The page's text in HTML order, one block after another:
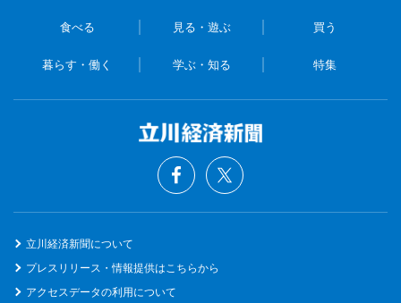
食べる 見る・遊ぶ 買う
暮らす・働く 学ぶ・知る 特集
立川経済新聞について
プレスリリース・情報提供はこちらから
アクセスデータの利用について